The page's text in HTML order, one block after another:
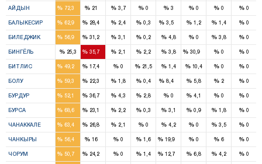
АЙДЫН %72,3 %21 % 3,7 % 0 % 3 % 0 % 0 % 0
БАЛЫКЕСИР %62,9 %28,4 % 2,4 % 0,3 % 3,5 % 1,2 % 1,4 % 0
БИЛЕДЖИК %56,9 %31,2 % 3,1 % 0,2 % 4,8 % 0 % 3,8 % 0
БИНГЁЛЬ %25,3 %35,7 % 2,1 % 2,2 % 3,8 %30,9 % 0 % 0
БИТЛИС %49,2 %17,4 % 0 %21,5 % 1,4 %10,4 % 0 % 0
БОЛУ %59,3 %22,3 % 1,8 % 0,4 % 8,4 % 5,8 % 2 % 0
БУРДУР %52,1 %36,7 % 4,3 % 2,8 % 0 % 4,1 % 0 % 0
БУРСА %68,6 %23,1 % 2,2 % 0,3 % 3,1 % 0,9 % 1,8 % 0
ЧАНАККАЛЕ %63,4 %26,8 % 2,1 % 0 % 4,2 % 0 % 3,5 % 0
ЧАНКЫРЫ %56,4 %16 % 0 % 1,6 %19,9 % 0 % 6 % 0
ЧОРУМ %50,7 %24,2 % 0 % 1,4 %12,7 % 6,8 % 4,2 % 0